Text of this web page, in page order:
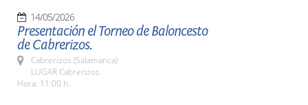
14/05/2026
Presentación el Torneo de Baloncesto
de Cabrerizos.
Cabrerizos (Salamanca)
LUGAR Cabrerizos
Hora: 11:00 h.